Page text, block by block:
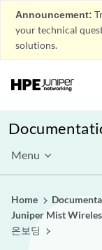
Announcement:
your technical
solutions.
Menu
Home
Juniper Mist
온보딩